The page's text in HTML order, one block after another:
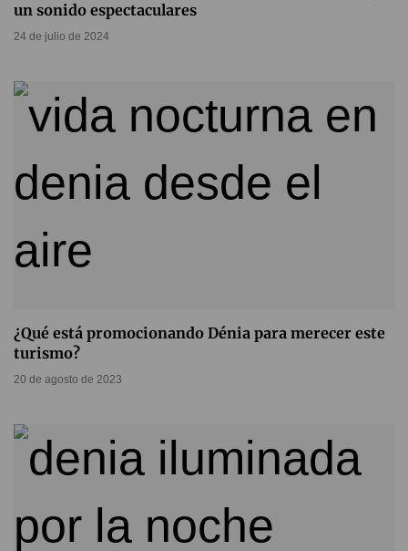
un sonido espectaculares
24 de julio de 2024
¿Qué está promocionando Dénia para merecer este
turismo?
20 de agosto de 2023